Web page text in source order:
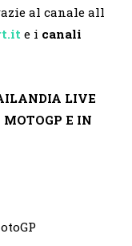
al canale all
e i canali
LIVE
E IN